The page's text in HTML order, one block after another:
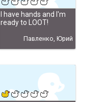
I have hands and I'm
ready to LOOT!
Павленко, Юрий